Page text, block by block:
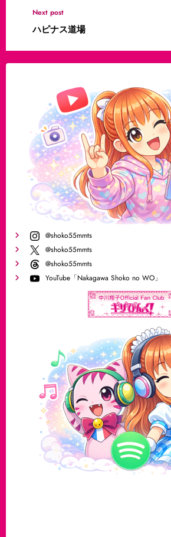
Next post
ハピナス道場
@shoko55mmts
@shoko55mmts
@shoko55mmts
YouTube「Nakagawa Shoko no WO」